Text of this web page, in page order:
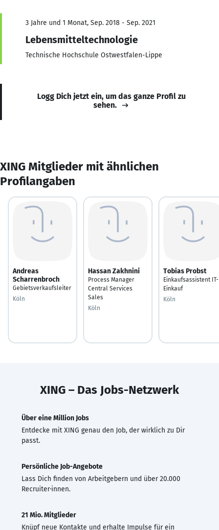
3 Jahre und 1 Monat, Sep. 2018 - Sep. 2021
Lebensmitteltechnologie
Technische Hochschule Ostwestfalen-Lippe
Logg Dich jetzt ein, um das ganze Profil zu
sehen.
XING Mitglieder mit ähnlichen
Profilangaben
Andreas
Scharrenbroch
Gebietsverkaufsleiter
Köln
Hassan Zakhnini
Process Manager
Central Services
Sales
Köln
Tobias Probst
Einkaufsassistent IT-
Einkauf
Köln
XING – Das Jobs-Netzwerk
Über eine Million Jobs
Entdecke mit XING genau den Job, der wirklich zu Dir
passt.
Persönliche Job-Angebote
Lass Dich finden von Arbeitgebern und über 20.000
Recruiter·innen.
21 Mio. Mitglieder
Knüpf neue Kontakte und erhalte Impulse für ein